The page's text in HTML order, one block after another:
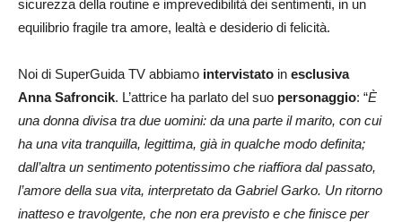
sicurezza della routine e imprevedibilità dei sentimenti, in un
equilibrio fragile tra amore, lealtà e desiderio di felicità.
Noi di SuperGuida TV abbiamo intervistato in esclusiva
Anna Safroncik. L’attrice ha parlato del suo personaggio: “È
una donna divisa tra due uomini: da una parte il marito, con cui
ha una vita tranquilla, legittima, già in qualche modo definita;
dall’altra un sentimento potentissimo che riaffiora dal passato,
l’amore della sua vita, interpretato da Gabriel Garko. Un ritorno
inatteso e travolgente, che non era previsto e che finisce per